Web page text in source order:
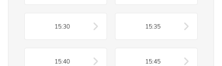
15:30 15:35
15:40 15:45